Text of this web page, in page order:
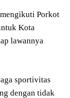
Porkot
Kota
lawannya
sportivitas
dengan tidak